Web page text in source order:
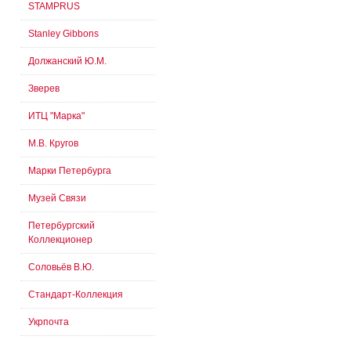
STAMPRUS
Stanley Gibbons
Должанский Ю.М.
Зверев
ИТЦ "Марка"
М.В. Кругов
Марки Петербурга
Музей Связи
Петербургский
Коллекционер
Соловьёв В.Ю.
Стандарт-Коллекция
Укрпочта